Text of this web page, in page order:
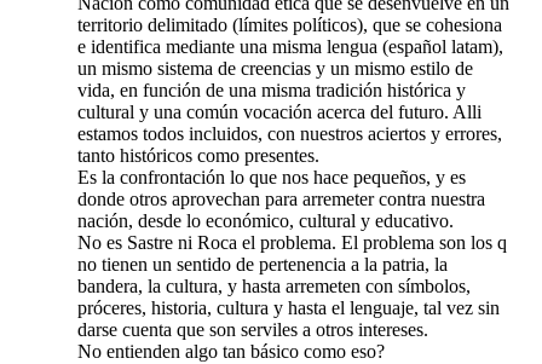
territorio delimitado (límites políticos), que se cohesiona
e identifica mediante una misma lengua (español latam),
un mismo sistema de creencias y un mismo estilo de
vida, en función de una misma tradición histórica y
cultural y una común vocación acerca del futuro. Alli
estamos todos incluidos, con nuestros aciertos y errores,
tanto históricos como presentes.
Es la confrontación lo que nos hace pequeños, y es
donde otros aprovechan para arremeter contra nuestra
nación, desde lo económico, cultural y educativo.
No es Sastre ni Roca el problema. El problema son los q
no tienen un sentido de pertenencia a la patria, la
bandera, la cultura, y hasta arremeten con símbolos,
próceres, historia, cultura y hasta el lenguaje, tal vez sin
darse cuenta que son serviles a otros intereses.
No entienden algo tan básico como eso?